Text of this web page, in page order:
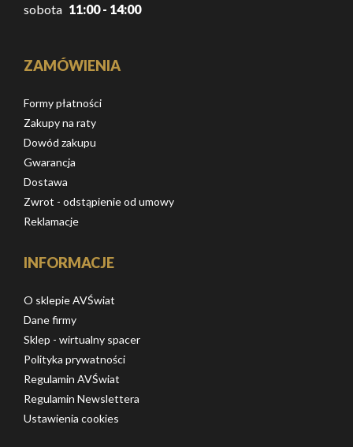
sobota 11:00 - 14:00
ZAMÓWIENIA
Formy płatności
Zakupy na raty
Dowód zakupu
Gwarancja
Dostawa
Zwrot - odstąpienie od umowy
Reklamacje
INFORMACJE
O sklepie AVŚwiat
Dane firmy
Sklep - wirtualny spacer
Polityka prywatności
Regulamin AVŚwiat
Regulamin Newslettera
Ustawienia cookies